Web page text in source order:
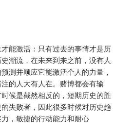
能激活：只有过去的事情才是历
潮流，在未来到来之前，没有人
测并顺应它能激活个人的力量，
的人大有人在。赌博都会有输
候是截然相反的，短期历史的胜
失败者，因此很多时候对历史趋
，敏捷的行动能力和耐心